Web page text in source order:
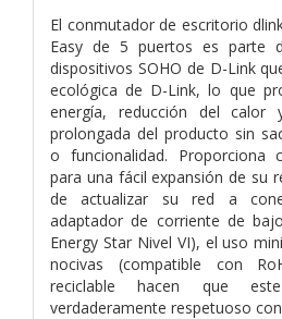
El conmutador de escritorio
Easy de 5 puertos es parte
dispositivos SOHO de D-Link
ecológica de D-Link, lo que
energía, reducción del
prolongada del producto sin
o funcionalidad. Proporciona
para una fácil expansión de su
de actualizar su red a
adaptador de corriente de
Energy Star Nivel VI), el uso
nocivas (compatible con
reciclable hacen que
verdaderamente respetuoso